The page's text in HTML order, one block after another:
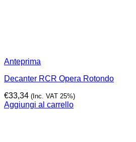
Anteprima
Decanter RCR Opera Rotondo
€33,34 (Inc. VAT 25%)
Aggiungi al carrello